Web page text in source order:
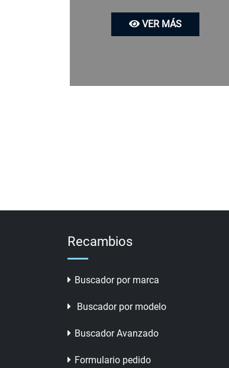
VER MÁS
Recambios
Buscador por marca
Buscador por modelo
Buscador Avanzado
Formulario pedido